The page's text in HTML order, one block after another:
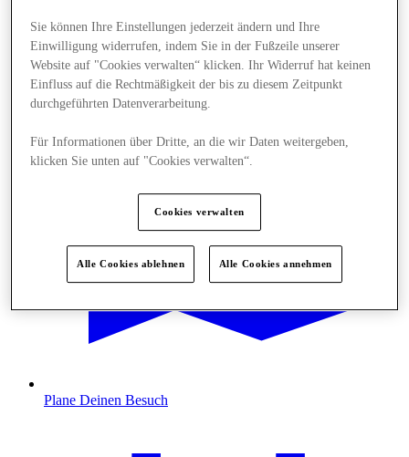
Angebote
Plane Deinen Besuch
Sie können Ihre Einstellungen jederzeit ändern und Ihre
Einwilligung widerrufen, indem Sie in der Fußzeile unserer
Website auf "Cookies verwalten“ klicken. Ihr Widerruf hat keinen
Einfluss auf die Rechtmäßigkeit der bis zu diesem Zeitpunkt
durchgeführten Datenverarbeitung.
Für Informationen über Dritte, an die wir Daten weitergeben,
klicken Sie unten auf "Cookies verwalten“.
Cookies verwalten
Alle Cookies ablehnen Alle Cookies annehmen